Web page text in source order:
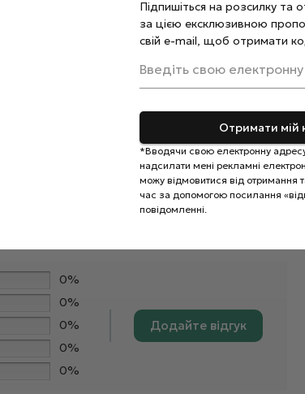
Підпишіться на розсилку та
за цією ексклюзивною
свій e-mail, щоб отримати
Введіть свою
Отримати мій
*Вводячи свою електронну
надсилати мені рекламні
можу відмовитися від отримання
час за допомогою посилання
повідомленні.
та надання поверхні покриття
0%
0%
0%
0%
0%
Додайте відгук